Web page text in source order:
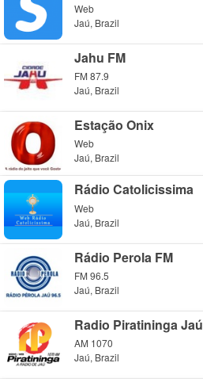
Web
Jaú, Brazil
Jahu FM
FM 87.9
Jaú, Brazil
Estação Onix
Web
Jaú, Brazil
Rádio Catolicissima
Web
Jaú, Brazil
Rádio Perola FM
FM 96.5
Jaú, Brazil
Radio Piratininga Jaú
AM 1070
Jaú, Brazil